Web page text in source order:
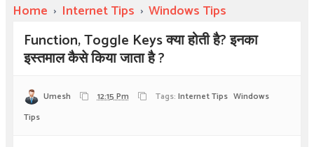
Home › Internet Tips › Windows Tips
Function, Toggle Keys क्या होती है? इनका
इस्तमाल कैसे किया जाता है ?
Umesh 12:15 Pm Tags: Internet Tips Windows
Tips